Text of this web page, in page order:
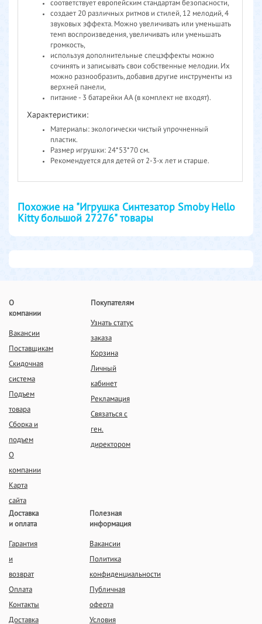
соответствует европейским стандартам безопасности,
создает 20 различных ритмов и стилей, 12 мелодий, 4
звуковых эффекта. Можно увеличивать или уменьшать
темп воспроизведения, увеличивать или уменьшать
громкость,
используя дополнительные спецэффекты можно
сочинять и записывать свои собственные мелодии. Их
можно разнообразить, добавив другие инструменты из
верхней панели,
питание - 3 батарейки АА (в комплект не входят).
Характеристики:
Материалы: экологически чистый упрочненный
пластик.
Размер игрушки: 24*53*70 см.
Рекомендуется для детей от 2-3-х лет и старше.
Похожие на "Игрушка Синтезатор Smoby Hello
Kitty большой 27276" товары
О
компании
Вакансии
Поставщикам
Скидочная
система
Подъем
товара
Сборка и
подъем
О
компании
Карта
сайта
Покупателям
Узнать статус
заказа
Корзина
Личный
кабинет
Рекламация
Связаться с
ген.
директором
Доставка
и оплата
Гарантия
и
возврат
Оплата
Контакты
Доставка
Полезная
информация
Вакансии
Политика
конфиденциальности
Публичная
оферта
Условия